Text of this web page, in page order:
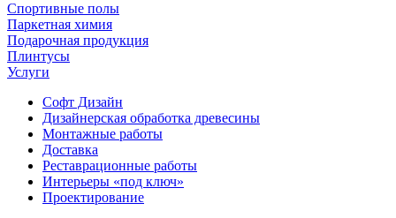
Спортивные полы
Паркетная химия
Подарочная продукция
Плинтусы
Услуги
Софт Дизайн
Дизайнерская обработка древесины
Монтажные работы
Доставка
Реставрационные работы
Интерьеры «под ключ»
Проектирование